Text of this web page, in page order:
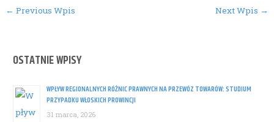
OSTATNIE WPISY
WPŁYW REGIONALNYCH RÓŻNIC PRAWNYCH NA PRZEWÓZ TOWARÓW: STUDIUM
PRZYPADKU WŁOSKICH PROWINCJI
31 marca, 2026
Post
← Previous Wpis Next Wpis →